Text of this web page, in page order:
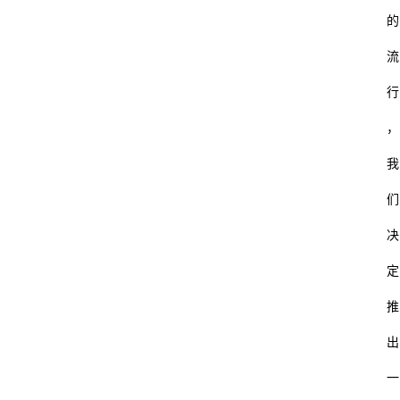
的
流
行
，
我
们
决
定
推
出
一